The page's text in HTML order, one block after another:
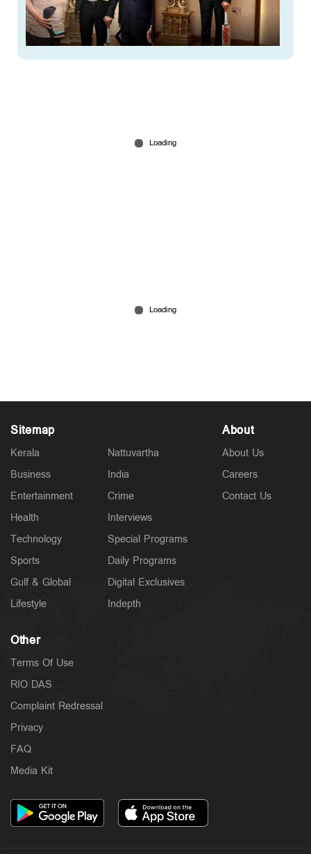
ടോക്സിക്കിലുള്ളത് ഫീമെയില്‍ ഗേസ്, ഗീതു
കൊണ്ടുവന്നത് പുതുമയുള്ള ഇമോഷണൽ
Sitemap
Kerala
Business
Entertainment
Health
Technology
Sports
Gulf & Global
Lifestyle
Nattuvartha
India
Crime
Interviews
Special Programs
Daily Programs
Digital Exclusives
Indepth
About
About Us
Careers
Contact Us
Other
Terms Of Use
RIO DAS
Complaint Redressal
Privacy
FAQ
Media Kit